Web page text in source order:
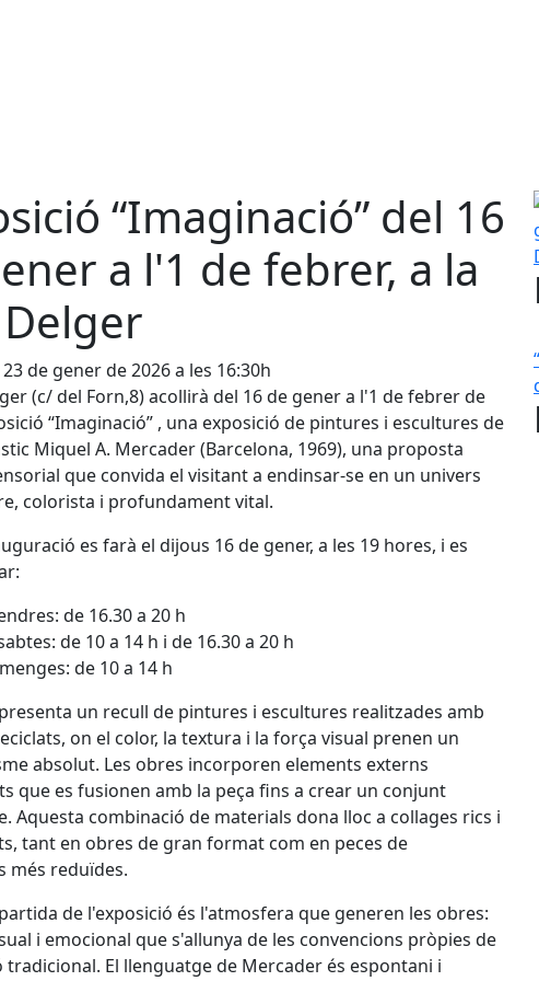
“Imaginació” del 16
a l'1 de febrer, a la
de gener de 2026 a les 16:30h
(c/ del Forn,8) acollirà del 16 de gener a l'1 de febrer de
“Imaginació” , una exposició de pintures i escultures de
Miquel A. Mercader (Barcelona, 1969), una proposta
que convida el visitant a endinsar-se en un univers
colorista i profundament vital.
es farà el dijous 16 de gener, a les 19 hores, i es
de 16.30 a 20 h
de 10 a 14 h i de 16.30 a 20 h
de 10 a 14 h
un recull de pintures i escultures realitzades amb
on el color, la textura i la força visual prenen un
absolut. Les obres incorporen elements externs
que es fusionen amb la peça fins a crear un conjunt
Aquesta combinació de materials dona lloc a collages rics i
tant en obres de gran format com en peces de
més reduïdes.
de l'exposició és l'atmosfera que generen les obres:
i emocional que s'allunya de les convencions pròpies de
tradicional. El llenguatge de Mercader és espontani i